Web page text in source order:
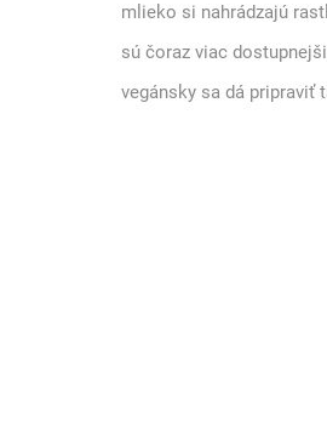
mlieko si nahrádzajú
sú čoraz viac
vegánsky sa dá